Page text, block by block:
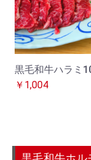
黒毛和牛ハラミ
￥1,004